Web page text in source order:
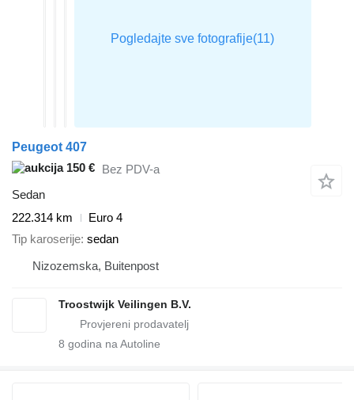
Peugeot 407
150 € Bez PDV-a
Sedan
222.314 km
Euro 4
Tip karoserije sedan
Nizozemska, Buitenpost
Troostwijk Veilingen B.V.
8 godina na Autoline